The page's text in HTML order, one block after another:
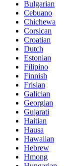
Bulgarian
Cebuano
Chichewa
Corsican
Croatian
Dutch
Estonian
Filipino
Finnish
Frisian
Galician
Georgian
Gujarati
Haitian
Hausa
Hawaiian
Hebrew
Hmong